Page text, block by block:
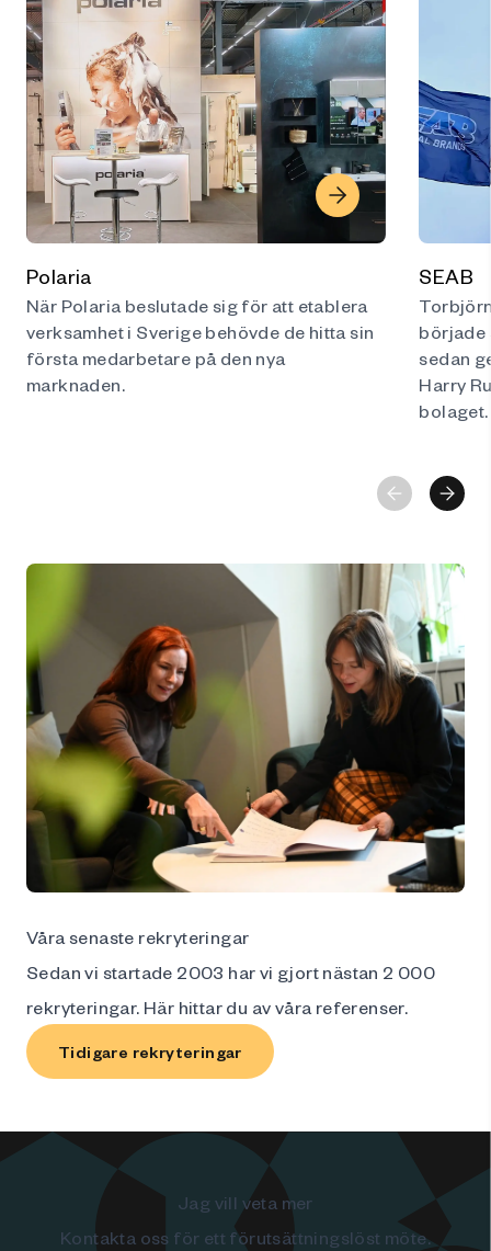
Polaria
När Polaria beslutade sig för att etablera
verksamhet i Sverige behövde de hitta sin
första medarbetare på den nya
marknaden.
SEAB
började
sedan
Harry
bolaget.
Våra senaste rekryteringar
Sedan vi startade 2003 har vi gjort nästan 2 000
rekryteringar. Här hittar du av våra referenser.
Tidigare rekryteringar
Jag vill veta mer
Kontakta oss för ett förutsättningslöst möte.